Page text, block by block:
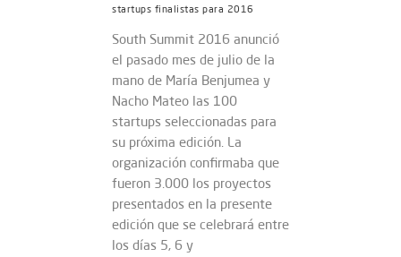
startups finalistas para 2016
South Summit 2016 anunció
el pasado mes de julio de la
mano de María Benjumea y
Nacho Mateo las 100
startups seleccionadas para
su próxima edición. La
organización confirmaba que
fueron 3.000 los proyectos
presentados en la presente
edición que se celebrará entre
los días 5, 6 y